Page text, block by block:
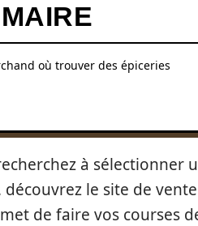
où trouver des épiceries
à
le site de
de faire vos courses